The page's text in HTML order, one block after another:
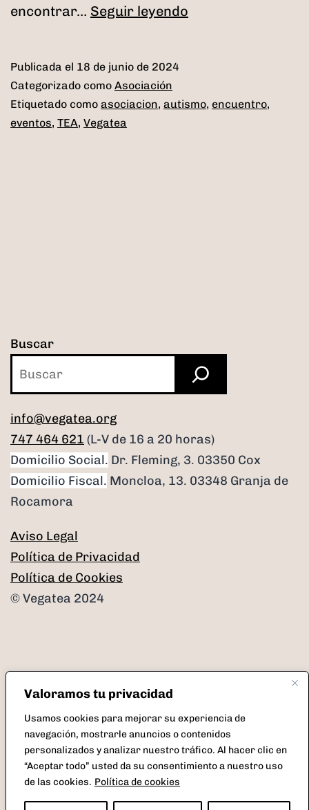
Valoramos tu privacidad
Usamos cookies para mejorar su experiencia de
navegación, mostrarle anuncios o contenidos
personalizados y analizar nuestro tráfico. Al hacer clic en
“Aceptar todo” usted da su consentimiento a nuestro uso
de las cookies. Política de cookies
encontrar… Seguir leyendo
y
Publicada el 18 de junio de 2024
Categorizado como Asociación
Etiquetado como asociacion, autismo, encuentro,
eventos, TEA, Vegatea
Buscar
info@vegatea.org
747 464 621 (L-V de 16 a 20 horas)
Domicilio Social. Dr. Fleming, 3. 03350 Cox
Domicilio Fiscal. Moncloa, 13. 03348 Granja de
Rocamora
Aviso Legal
Política de Privacidad
Política de Cookies
© Vegatea 2024
FacebookInstagram
electrónico